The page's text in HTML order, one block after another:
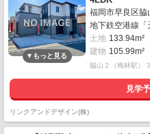
福岡市早良区脇
地下鉄空港線
土地 133.94m²
建物 105.99m²
脇山２（梅林駅）
見学
リンクアンドデザイン(株)